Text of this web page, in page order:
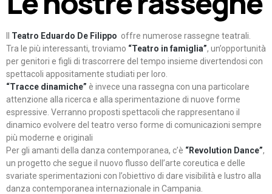
Teatro Eduardo De Filippo offre numerose rassegne teatrali.
Tra le più interessanti, troviamo “Teatro in famiglia”, un’opportunità
per genitori e figli di trascorrere del tempo insieme divertendosi con
spettacoli appositamente studiati per loro.
“Tracce dinamiche” è invece una rassegna con una particolare
attenzione alla ricerca e alla sperimentazione di nuove forme
espressive. Verranno proposti spettacoli che rappresentano il
dinamico evolvere del teatro verso forme di comunicazioni sempre
più moderne e originali
Per gli amanti della danza contemporanea, c’è “Revolution Dance”,
un progetto che segue il nuovo flusso dell’arte coreutica e delle
svariate sperimentazioni con l’obiettivo di dare visibilità e lustro alla
danza contemporanea internazionale in Campania.